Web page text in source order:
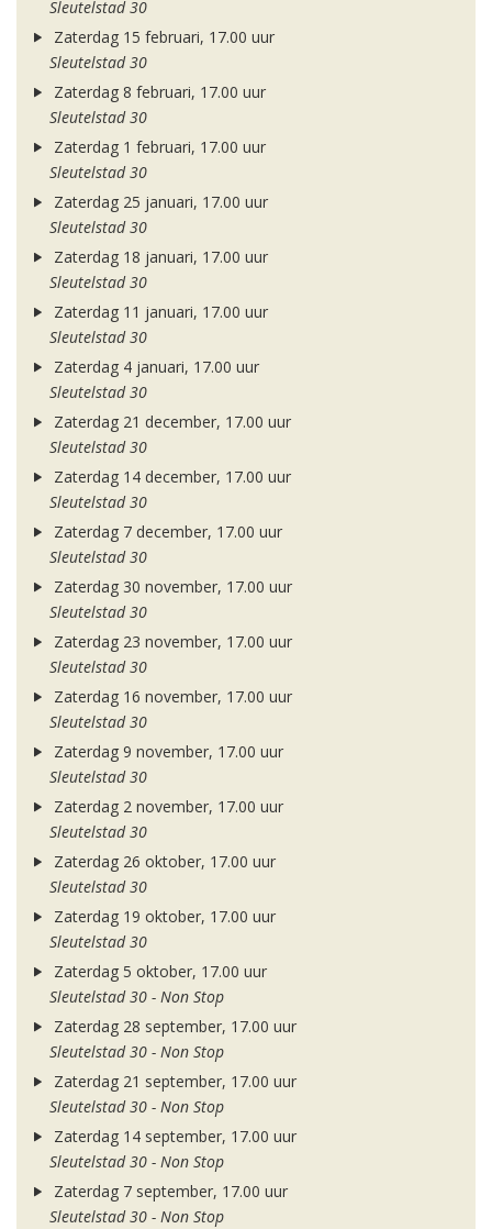
Sleutelstad 30
Zaterdag 15 februari, 17.00 uur
Sleutelstad 30
Zaterdag 8 februari, 17.00 uur
Sleutelstad 30
Zaterdag 1 februari, 17.00 uur
Sleutelstad 30
Zaterdag 25 januari, 17.00 uur
Sleutelstad 30
Zaterdag 18 januari, 17.00 uur
Sleutelstad 30
Zaterdag 11 januari, 17.00 uur
Sleutelstad 30
Zaterdag 4 januari, 17.00 uur
Sleutelstad 30
Zaterdag 21 december, 17.00 uur
Sleutelstad 30
Zaterdag 14 december, 17.00 uur
Sleutelstad 30
Zaterdag 7 december, 17.00 uur
Sleutelstad 30
Zaterdag 30 november, 17.00 uur
Sleutelstad 30
Zaterdag 23 november, 17.00 uur
Sleutelstad 30
Zaterdag 16 november, 17.00 uur
Sleutelstad 30
Zaterdag 9 november, 17.00 uur
Sleutelstad 30
Zaterdag 2 november, 17.00 uur
Sleutelstad 30
Zaterdag 26 oktober, 17.00 uur
Sleutelstad 30
Zaterdag 19 oktober, 17.00 uur
Sleutelstad 30
Zaterdag 5 oktober, 17.00 uur
Sleutelstad 30 - Non Stop
Zaterdag 28 september, 17.00 uur
Sleutelstad 30 - Non Stop
Zaterdag 21 september, 17.00 uur
Sleutelstad 30 - Non Stop
Zaterdag 14 september, 17.00 uur
Sleutelstad 30 - Non Stop
Zaterdag 7 september, 17.00 uur
Sleutelstad 30 - Non Stop